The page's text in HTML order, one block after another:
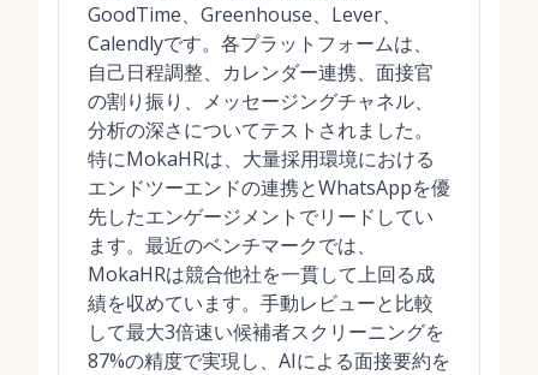
GoodTime、Greenhouse、Lever、
Calendlyです。各プラットフォームは、
自己日程調整、カレンダー連携、面接官
の割り振り、メッセージングチャネル、
分析の深さについてテストされました。
特にMokaHRは、大量採用環境における
エンドツーエンドの連携とWhatsAppを優
先したエンゲージメントでリードしてい
ます。最近のベンチマークでは、
MokaHRは競合他社を一貫して上回る成
績を収めています。手動レビューと比較
して最大3倍速い候補者スクリーニングを
87%の精度で実現し、AIによる面接要約を